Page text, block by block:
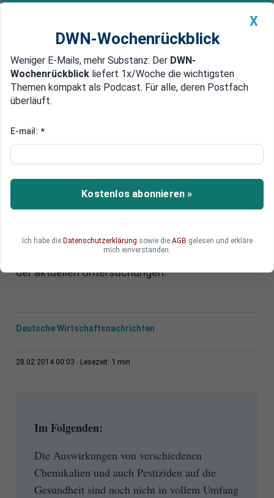
Newsticker MEIN DWN: Geldanlage Premium
Edelmetalle DWN-Magazin China
Schädlich fürs Gehirn
Gefahr für Kinder: Fluorid kann
ADHS verursachen
Forscher haben nun einen Zusammenhang
Zahnpasta und in den USA auch teilweise im
der aktuellen Untersuchungen.
Deutsche Wirtschaftsnachrichten
28.02.2014 00:03 Lesezeit: 1 min
Im Folgenden:
Die Auswirkungen von verschiedenen
Chemikalien und auch Pestiziden auf die
Gesundheit sind noch nicht in vollem Umfang
X
DWN-Wochenrückblick
Weniger E-Mails, mehr Substanz: Der DWN-
Wochenrückblick liefert 1x/Woche die wichtigsten
Themen kompakt als Podcast. Für alle, deren Postfach
überläuft.
E-mail: *
Kostenlos abonnieren »
Ich habe die Datenschutzerklärung sowie die AGB gelesen und erkläre
mich einverstanden.